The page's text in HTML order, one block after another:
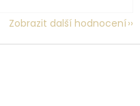
Zobrazit další hodnocení